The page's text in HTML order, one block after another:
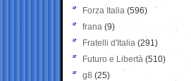
Forza Italia (596)
frana (9)
Fratelli d'Italia (291)
Futuro e Libertà (510)
g8 (25)